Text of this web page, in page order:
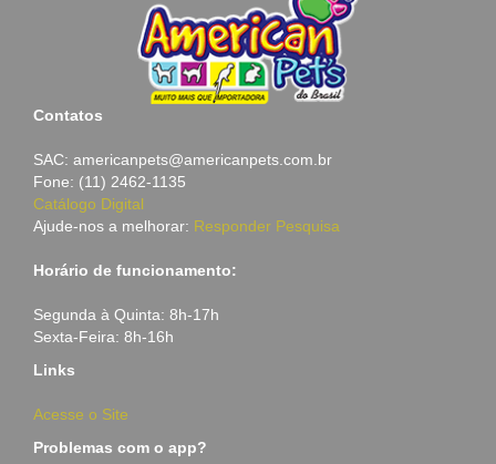
Contatos
SAC: americanpets@americanpets.com.br
Fone: (11) 2462-1135
Catálogo Digital
Ajude-nos a melhorar: Responder Pesquisa
Horário de funcionamento:
Segunda à Quinta: 8h-17h
Sexta-Feira: 8h-16h
Links
Acesse o Site
Problemas com o app?